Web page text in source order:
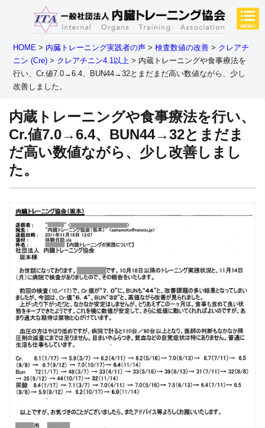
HOME > 内臓トレーニング実践者の声 >検査数値の改善 > クレアチ
ニン (Cre) > クレアチニン4.1以上 > 内蔵トレーニングや食事療法を
行い、Cr.値7.0→6.4、BUN44→32とまだまだ高い数値ながら、少し
改善しました。
内蔵トレーニングや食事療法を行い、
Cr.値7.0→6.4、BUN44→32とまだま
だ高い数値ながら、少し改善しまし
た。